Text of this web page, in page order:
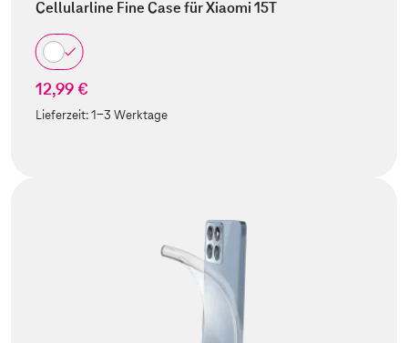
Cellularline Fine Case für Xiaomi 15T
12,99 €
Lieferzeit:1-3 Werktage